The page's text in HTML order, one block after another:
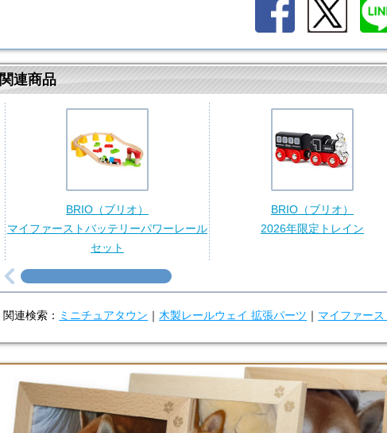
関連商品
BRIO（ブリオ）
マイファーストバッテリーパワーレール
セット
BRIO（ブリオ）
2026年限定トレイン
関連検索： ミニチュアタウン ｜木製レールウェイ 拡張パーツ マイファー